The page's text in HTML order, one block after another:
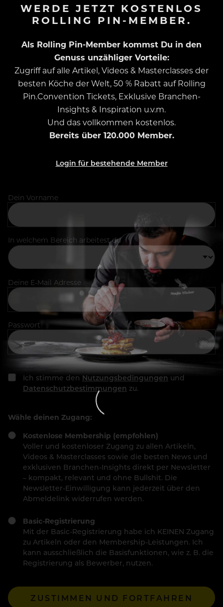
WERDE JETZT KOSTENLOS
ROLLING PIN-MEMBER.
Als Rolling Pin-Member kommst Du in den
Genuss unzähliger Vorteile:
Zugriff auf alle Artikel, Videos & Masterclasses der
besten Köche der Welt, 50 % Rabatt auf Rolling
Pin.Convention Tickets, Exklusive Branchen-
Insights & Inspiration u.v.m.
Und das vollkommen kostenlos.
Bereits über 120.000 Member.
Login für bestehende Member
Dein Vorname
In welchem Bereich arbeitest du
Deine E-Mail Adresse
Passwort
Ich stimme den Nutzungsbedingungen und
Datenschutzbestimmungen zu.
Wähle deinen Zugang:
Kostenlose Membership (empfohlen)
Voller und kostenloser Zugang zu allen Artikeln,
Videos & Masterclasses sowie die besten News und
exklusiven Branchen-Insights direkt per Newsletter
– kompakt, relevant und ohne Bullshit. Die
Newsletter-Einwilligung kann jederzeit über den
Abmeldelink widerrufen werden.
Basic-Registrierung
Mit der Basic-Registrierung habe ich KEINEN Zugang
zu Artikeln oder den Membership-Leistungen. Ich
kann ausschließlich die Basisfunktionen, wie z. B. die
Registrierung als Bewerber, nutzen.
ZUSTIMMEN UND FORTFAHREN